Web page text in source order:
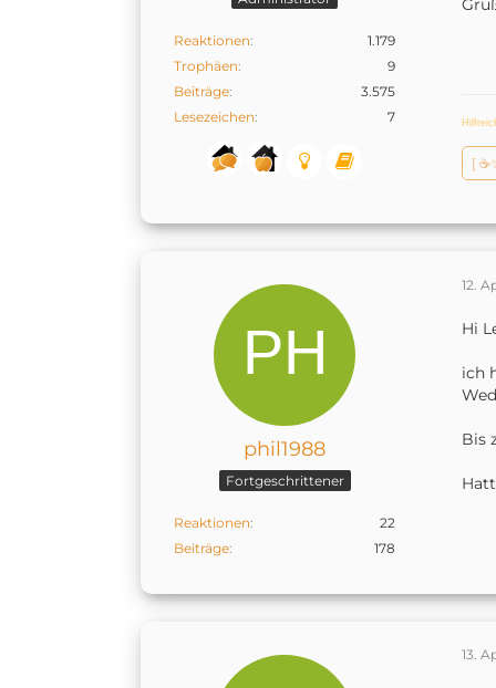
Reaktionen
1.179
Trophäen
9
Beiträge
3.575
Lesezeichen
7
[
phil1988
Fortgeschrittener
Reaktionen
22
Beiträge
178
12.
Hi
ich
Bis
13.